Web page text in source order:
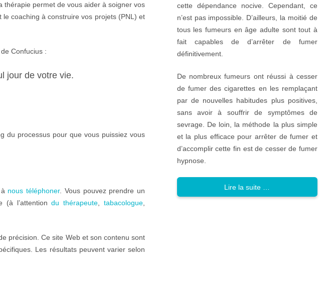
thérapie permet de vous aider à soigner vos
coaching à construire vos projets (PNL) et
Confucius :
jour de votre vie.
du processus pour que vous puissiez vous
nous téléphoner. Vous pouvez prendre un
(à l’attentiondu thérapeute ,tabacologue
précision. Ce site Web et son contenu sont
Les résultats peuvent varier selon
cette dépendance nocive. Cependant, ce
n’est pas impossible. D’ailleurs, la moitié de
tous les fumeurs en âge adulte sont tout à
fait capables de d’arrêter de fumer
définitivement.
De nombreux fumeurs ont réussi à cesser
de fumer des cigarettes en les remplaçant
par de nouvelles habitudes plus positives,
sans avoir à souffrir de symptômes de
sevrage. De loin, la méthode la plus simple
et la plus efficace pour arrêter de fumer et
d’accomplir cette fin est de cesser de fumer
hypnose.
Lire la suite …